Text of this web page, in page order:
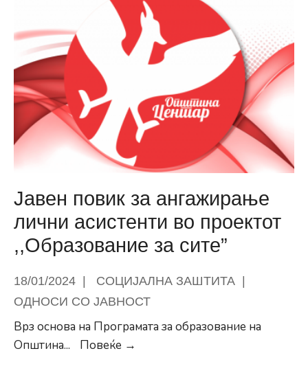
„Пролет“
го
доби
финалниот
Јавен повик за ангажирање
лични асистенти во проектот
,,Образование за сите”
18/01/2024 СОЦИЈАЛНА ЗАШТИТА
ОДНОСИ СО ЈАВНОСТ
Врз основа на Програмата за образование на
Општина... Повеќе →